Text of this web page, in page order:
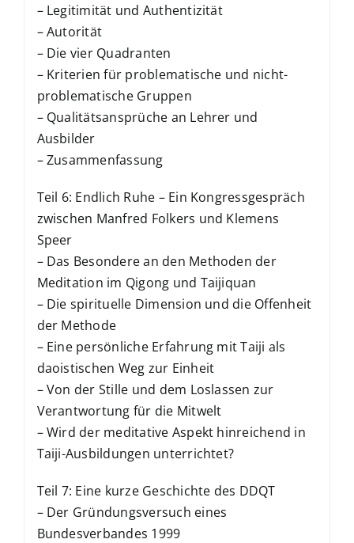
– Legitimität und Authentizität
– Autorität
– Die vier Quadranten
– Kriterien für problematische und nicht-
problematische Gruppen
– Qualitätsansprüche an Lehrer und
Ausbilder
– Zusammenfassung
Teil 6: Endlich Ruhe – Ein Kongressgespräch
zwischen Manfred Folkers und Klemens
Speer
– Das Besondere an den Methoden der
Meditation im Qigong und Taijiquan
– Die spirituelle Dimension und die Offenheit
der Methode
– Eine persönliche Erfahrung mit Taiji als
daoistischen Weg zur Einheit
– Von der Stille und dem Loslassen zur
Verantwortung für die Mitwelt
– Wird der meditative Aspekt hinreichend in
Taiji-Ausbildungen unterrichtet?
Teil 7: Eine kurze Geschichte des DDQT
– Der Gründungsversuch eines
Bundesverbandes 1999